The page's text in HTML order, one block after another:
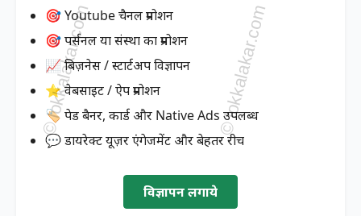
🎯 Youtube चैनल प्रमोशन
🎯 पर्सनल या संस्था का प्रमोशन
📈 बिज़नेस / स्टार्टअप विज्ञापन
⭐ वेबसाइट / ऐप प्रमोशन
🏷️ पेड बैनर, कार्ड और Native Ads उपलब्ध
💬 डायरेक्ट यूज़र एंगेजमेंट और बेहतर रीच
विज्ञापन लगाये